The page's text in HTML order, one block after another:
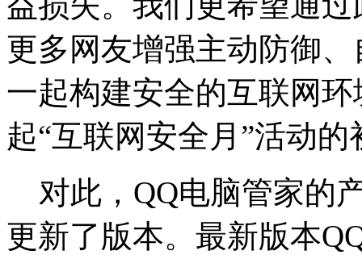
更多网友增强主动防御
一起构建安全的互联网
起“互联网安全月”活动
对此，QQ电脑管家的
更新了版本。最新版本